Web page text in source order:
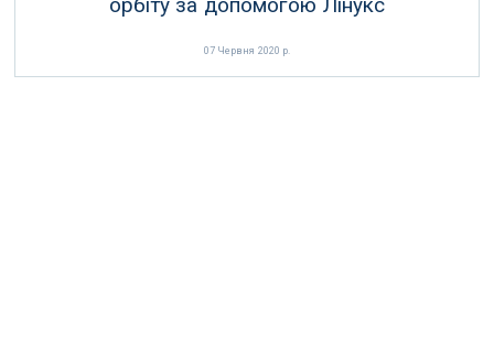
орбіту за допомогою Лінукс
07 Червня 2020 р.